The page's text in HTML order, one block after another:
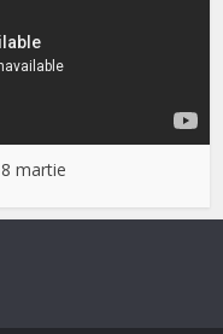
martie